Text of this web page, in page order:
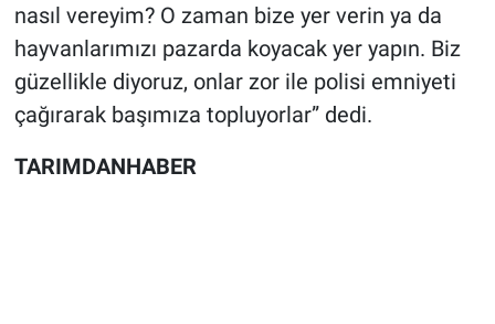
nasıl vereyim? O zaman bize yer verin ya da
hayvanlarımızı pazarda koyacak yer yapın. Biz
güzellikle diyoruz, onlar zor ile polisi emniyeti
çağırarak başımıza topluyorlar” dedi.
TARIMDANHABER